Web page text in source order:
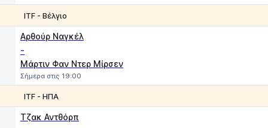
ITF - Βέλγιο
Αρθούρ Ναγκέλ
-
Μάρτιν Φαν Ντερ Μίρσεν
Σήμερα στις 19:00
ITF - ΗΠΑ
Τζακ Αντθόρπ